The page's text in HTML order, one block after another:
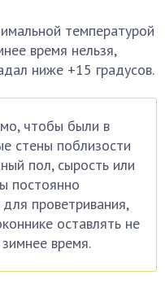
температурой
время нельзя,
ниже +15 градусов.
чтобы были в
стены поблизости
пол, сырость или
постоянно
проветривания,
оставлять не
время.